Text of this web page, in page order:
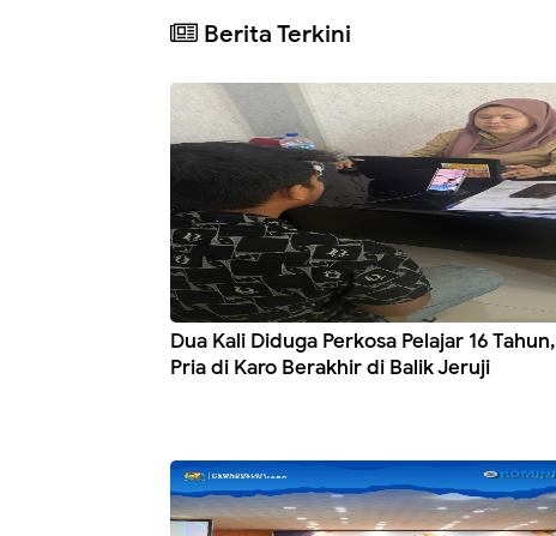
Berita Terkini
Dua Kali Diduga Perkosa Pelajar 16 Tahun,
Pria di Karo Berakhir di Balik Jeruji